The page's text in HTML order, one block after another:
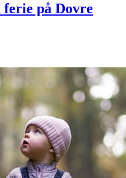
på Dovre